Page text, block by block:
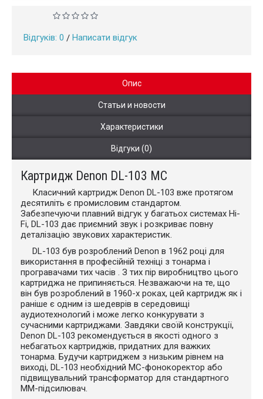
Відгуків: 0 / Написати відгук
Опис
Статьи и новости
Характеристики
Відгуки (0)
Картридж Denon DL-103 МC
Класичний картридж Denon DL-103 вже протягом
десятиліть є промисловим стандартом.
Забезпечуючи плавний відгук у багатьох системах Hi-
Fi, DL-103 дає приємний звук і розкриває повну
деталізацію звукових характеристик.
DL-103 був розроблений Denon в 1962 році для
використання в професійній техніці з тонарма і
програвачами тих часів . З тих пір виробництво цього
картриджа не припиняється. Незважаючи на те, що
він був розроблений в 1960-х роках, цей картридж як і
раніше є одним із шедеврів в середовищі
аудиотехнологий і може легко конкурувати з
сучасними картриджами. Завдяки своїй конструкції,
Denon DL-103 рекомендується в якості одного з
небагатьох картриджів, придатних для важких
тонарма. Будучи картриджем з низьким рівнем на
виході, DL-103 необхідний MC-фонокоректор або
підвищувальний трансформатор для стандартного
MM-підсилювач.